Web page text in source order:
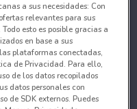
a sus necesidades: Con
relevantes para sus
esto es posible gracias a
en base a sus
plataformas conectadas,
de Privacidad. Para ello,
de los datos recopilados
datos personales con
de SDK externos. Puedes